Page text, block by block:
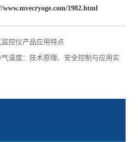
1982.html
控仪产品应用特点
温度：技术原理、安全控制与应用实